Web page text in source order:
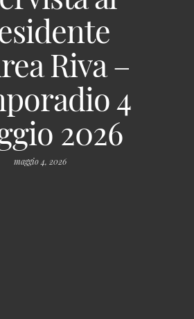
Riva –
4
2026
maggio 4, 2026